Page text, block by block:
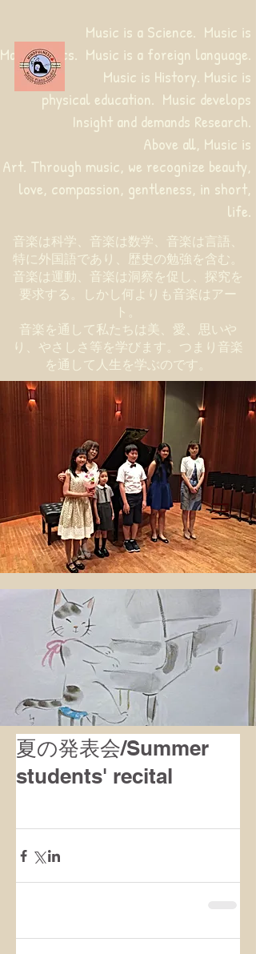
音楽は科学、音楽は数学、音楽は言語、
特に外国語であり、歴史の勉強を含む。
音楽は運動、音楽は洞察を促し、探究を
要求する。しかし何よりも音楽はアー
ト。
音楽を通して私たちは美、愛、思いや
り、やさしさ等を学びます。つまり音楽
を通して人生を学ぶのです。
Music is a Science. Music is
Mathematics. Music is a foreign language.
Music is History. Music is
physical education. Music develops
Insight and demands Research.
Above all, Music is
Art. Through music, we recognize beauty,
love, compassion, gentleness, in short,
life.
夏の発表会/Summer
students' recital